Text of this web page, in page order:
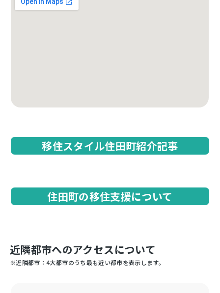
移住スタイル住田町紹介記事
住田町の移住支援について
近隣都市へのアクセスについて
※近隣都市：4大都市のうち最も近い都市を表示します。